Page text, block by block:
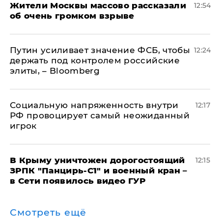
Жители Москвы массово рассказали
об очень громком взрыве
12:54
Путин усиливает значение ФСБ, чтобы
держать под контролем российские
элиты, – Bloomberg
12:24
Социальную напряженность внутри
РФ провоцирует самый неожиданный
игрок
12:17
В Крыму уничтожен дорогостоящий
ЗРПК "Панцирь-С1" и военный кран –
в Сети появилось видео ГУР
12:15
Смотреть ещё